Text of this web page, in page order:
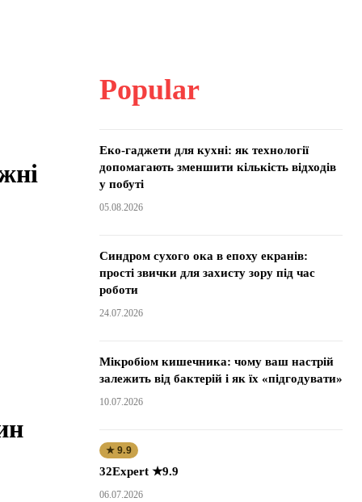
Popular
Еко-гаджети для кухні: як технології
допомагають зменшити кількість відходів
у побуті
05.08.2026
Синдром сухого ока в епоху екранів:
прості звички для захисту зору під час
роботи
24.07.2026
Мікробіом кишечника: чому ваш настрій
залежить від бактерій і як їх «підгодувати»
10.07.2026
★ 9.9
32Expert ★9.9
06.07.2026